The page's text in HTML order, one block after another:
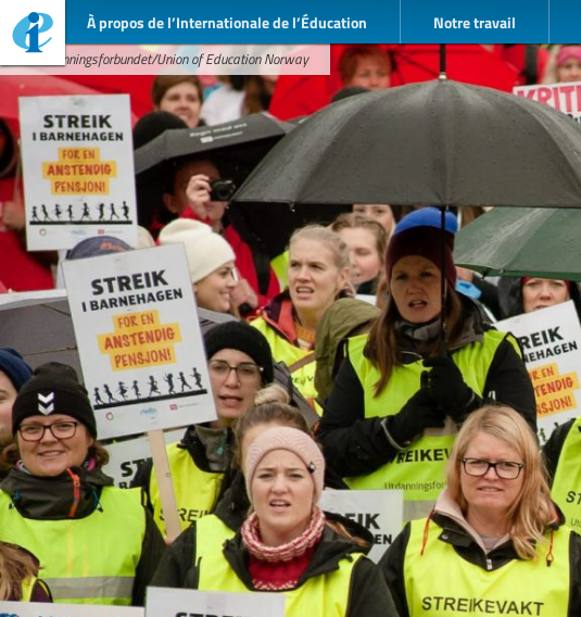
À propos de l’Internationale de l’Éducation Notre travail
© Utdanningsforbundet/Union of Education Norway